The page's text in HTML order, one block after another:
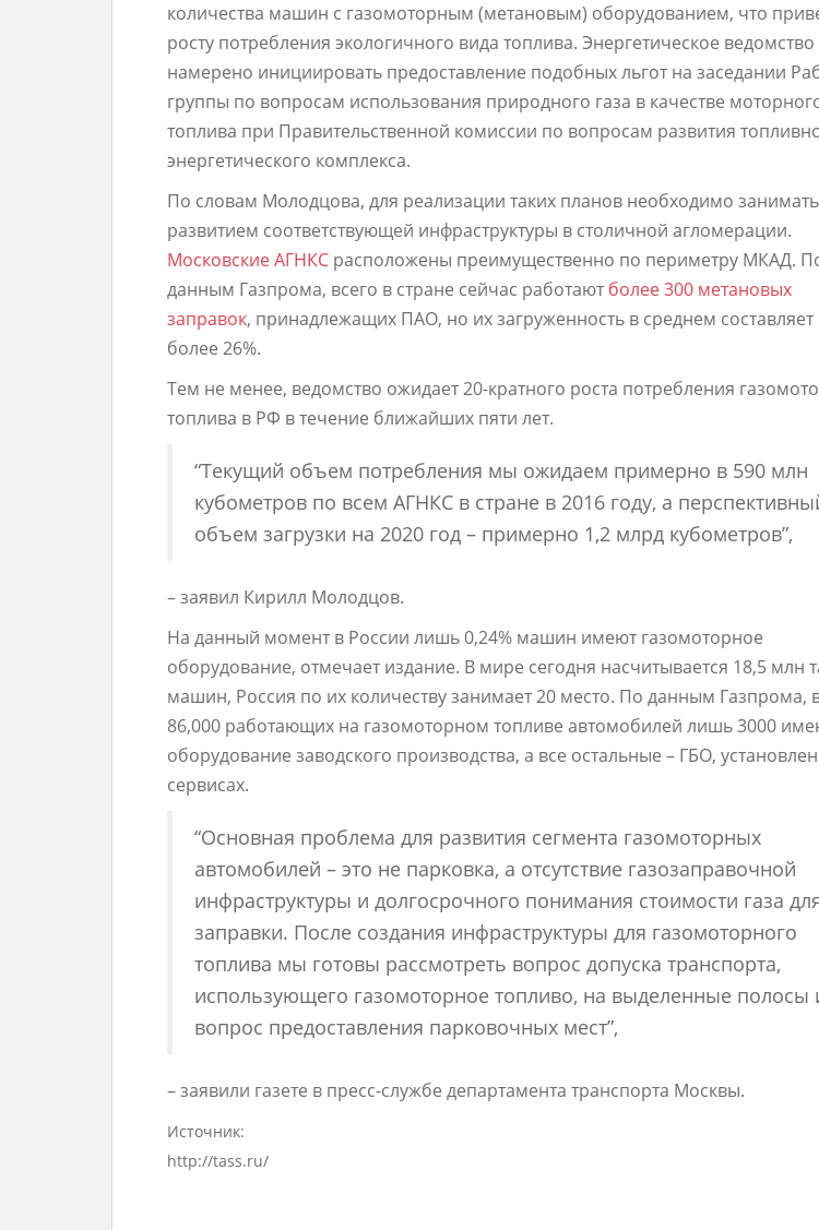
количества машин с газомоторным (метановым) оборудованием, что
росту потребления экологичного вида топлива. Энергетическое ведомство
намерено инициировать предоставление подобных льгот на заседании
группы по вопросам использования природного газа в качестве
топлива при Правительственной комиссии по вопросам развития
энергетического комплекса.
По словам Молодцова, для реализации таких планов необходимо
развитием соответствующей инфраструктуры в столичной агломерации.
Московские АГНКС расположены преимущественно по периметру МКАД.
данным Газпрома, всего в стране сейчас работают более 300 метановых
заправок, принадлежащих ПАО, но их загруженность в среднем составляет
более 26%.
Тем не менее, ведомство ожидает 20-кратного роста потребления
топлива в РФ в течение ближайших пяти лет.
“Текущий объем потребления мы ожидаем примерно в 590 млн
кубометров по всем АГНКС в стране в 2016 году, а
объем загрузки на 2020 год – примерно 1,2 млрд кубометров”,
– заявил Кирилл Молодцов.
На данный момент в России лишь 0,24% машин имеют газомоторное
оборудование, отмечает издание. В мире сегодня насчитывается 18,5 млн
машин, Россия по их количеству занимает 20 место. По данным Газпрома,
86,000 работающих на газомоторном топливе автомобилей лишь 3000
оборудование заводского производства, а все остальные – ГБО,
сервисах.
“Основная проблема для развития сегмента газомоторных
автомобилей – это не парковка, а отсутствие газозаправочной
инфраструктуры и долгосрочного понимания стоимости газа
заправки. После создания инфраструктуры для газомоторного
топлива мы готовы рассмотреть вопрос допуска транспорта,
использующего газомоторное топливо, на выделенные полосы
вопрос предоставления парковочных мест”,
– заявили газете в пресс-службе департамента транспорта Москвы.
Источник:
http://tass.ru/